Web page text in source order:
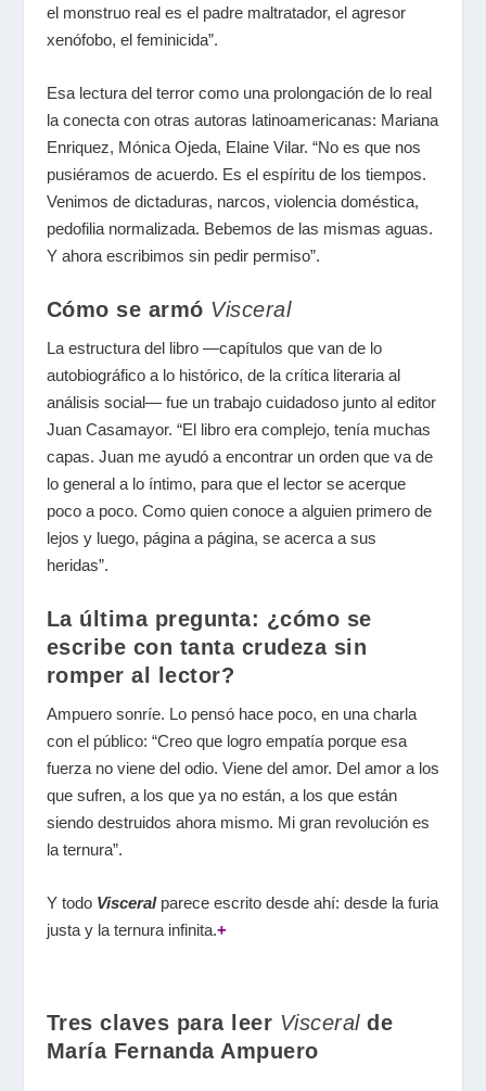
el monstruo real es el padre maltratador, el agresor
xenófobo, el feminicida”.
Esa lectura del terror como una prolongación de lo real
la conecta con otras autoras latinoamericanas: Mariana
Enriquez, Mónica Ojeda, Elaine Vilar. “No es que nos
pusiéramos de acuerdo. Es el espíritu de los tiempos.
Venimos de dictaduras, narcos, violencia doméstica,
pedofilia normalizada. Bebemos de las mismas aguas.
Y ahora escribimos sin pedir permiso”.
Cómo se armó Visceral
La estructura del libro —capítulos que van de lo
autobiográfico a lo histórico, de la crítica literaria al
análisis social— fue un trabajo cuidadoso junto al editor
Juan Casamayor. “El libro era complejo, tenía muchas
capas. Juan me ayudó a encontrar un orden que va de
lo general a lo íntimo, para que el lector se acerque
poco a poco. Como quien conoce a alguien primero de
lejos y luego, página a página, se acerca a sus
heridas”.
La última pregunta: ¿cómo se
escribe con tanta crudeza sin
romper al lector?
Ampuero sonríe. Lo pensó hace poco, en una charla
con el público: “Creo que logro empatía porque esa
fuerza no viene del odio. Viene del amor. Del amor a los
que sufren, a los que ya no están, a los que están
siendo destruidos ahora mismo. Mi gran revolución es
la ternura”.
Y todo Visceral parece escrito desde ahí: desde la furia
justa y la ternura infinita.+
Tres claves para leer Visceralde
María Fernanda Ampuero